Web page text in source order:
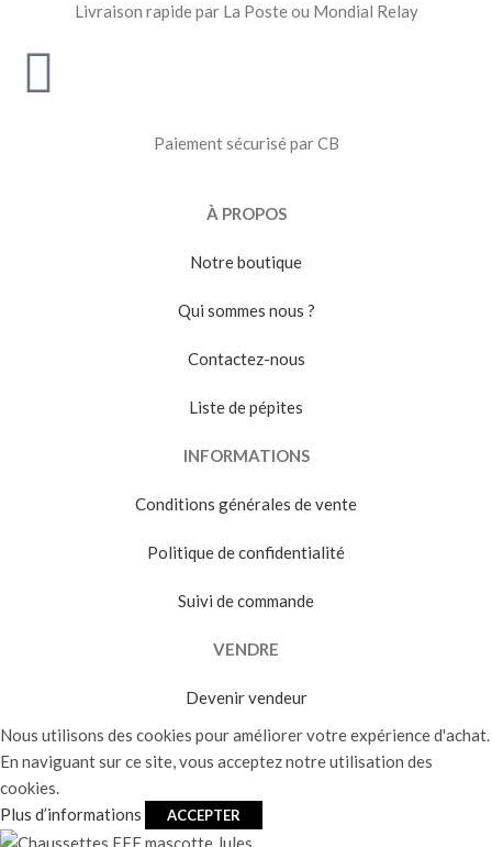
Livraison rapide par La Poste ou Mondial Relay
Paiement sécurisé par CB
À PROPOS
Notre boutique
Qui sommes nous ?
Contactez-nous
Liste de pépites
INFORMATIONS
Conditions générales de vente
Politique de confidentialité
Suivi de commande
VENDRE
Devenir vendeur
Nous utilisons des cookies pour améliorer votre expérience d'achat.
En naviguant sur ce site, vous acceptez notre utilisation des
cookies.
Plus d’informations
ACCEPTER